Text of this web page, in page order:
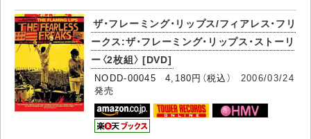
ザ・フレーミング・リップス/フィアレス・フリ
ークス:ザ・フレーミング・リップス・ストーリ
ー〈2枚組〉 [DVD]
NODD-00045 4,180円（税込） 2006/03/24
発売